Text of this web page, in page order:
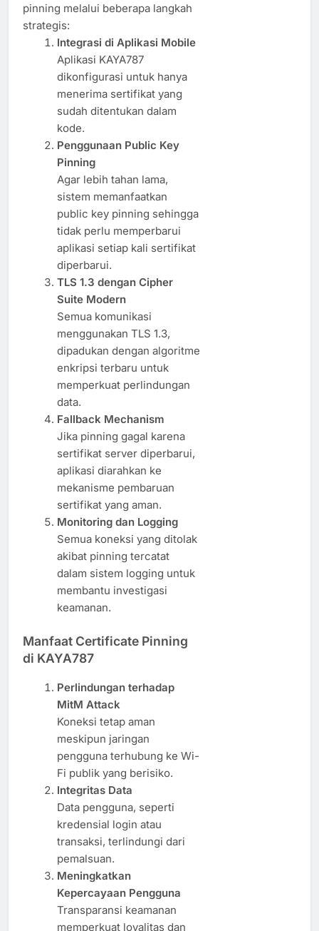
pinning melalui beberapa langkah
strategis:
Integrasi di Aplikasi Mobile
Aplikasi KAYA787
dikonfigurasi untuk hanya
menerima sertifikat yang
sudah ditentukan dalam
kode.
Penggunaan Public Key
Pinning
Agar lebih tahan lama,
sistem memanfaatkan
public key pinning sehingga
tidak perlu memperbarui
aplikasi setiap kali sertifikat
diperbarui.
TLS 1.3 dengan Cipher
Suite Modern
Semua komunikasi
menggunakan TLS 1.3,
dipadukan dengan algoritme
enkripsi terbaru untuk
memperkuat perlindungan
data.
Fallback Mechanism
Jika pinning gagal karena
sertifikat server diperbarui,
aplikasi diarahkan ke
mekanisme pembaruan
sertifikat yang aman.
Monitoring dan Logging
Semua koneksi yang ditolak
akibat pinning tercatat
dalam sistem logging untuk
membantu investigasi
keamanan.
Manfaat Certificate Pinning
di KAYA787
Perlindungan terhadap
MitM Attack
Koneksi tetap aman
meskipun jaringan
pengguna terhubung ke Wi-
Fi publik yang berisiko.
Integritas Data
Data pengguna, seperti
kredensial login atau
transaksi, terlindungi dari
pemalsuan.
Meningkatkan
Kepercayaan Pengguna
Transparansi keamanan
memperkuat loyalitas dan